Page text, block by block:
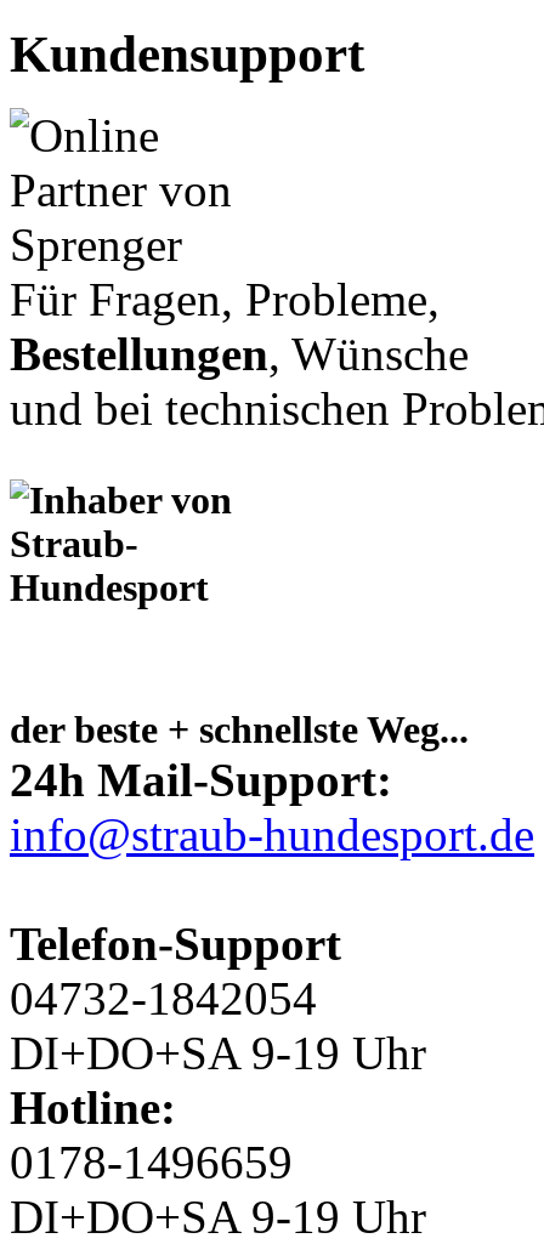
Kundensupport
Für Fragen, Probleme,
Bestellungen, Wünsche
und bei technischen
der beste + schnellste Weg...
24h Mail-Support:
info@straub-hundesport.de
Telefon-Support
04732-1842054
DI+DO+SA 9-19 Uhr
Hotline:
0178-1496659
DI+DO+SA 9-19 Uhr